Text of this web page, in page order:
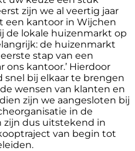
zijn we al veertig jaar
een kantoor in Wijchen
de lokale huizenmarkt op
de huizenmarkt
stap van een
ons kantoor.’ Hierdoor
snel bij elkaar te brengen
wensen van klanten en
zijn we aangesloten bij
in de
zijn dus uitstekend in
van begin tot